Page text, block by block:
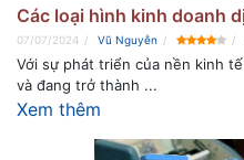
Các loại hình kinh doanh
07/07/2024 Vũ Nguyễn
Với sự phát triển của nền kinh
và đang trở thành ...
Xem thêm